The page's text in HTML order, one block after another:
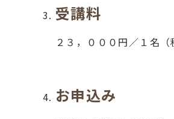
受講料
２３，０００円／１名（
お申込み